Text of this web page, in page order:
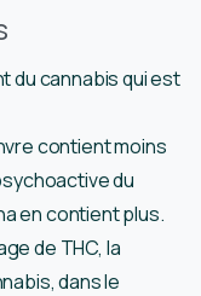
du cannabis qui est
contient moins
du
en contient plus.
de THC, la
dans le